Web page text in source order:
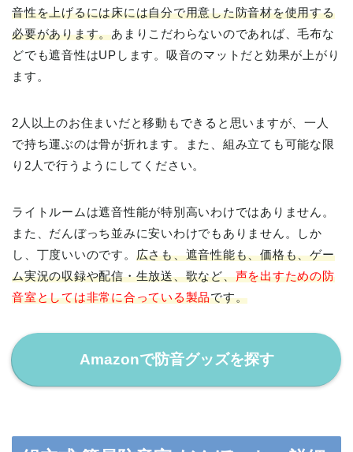
音性を上げるには床には自分で用意した防音材を使用する
必要があります。あまりこだわらないのであれば、毛布な
どでも遮音性はUPします。吸音のマットだと効果が上がり
ます。
2人以上のお住まいだと移動もできると思いますが、一人
で持ち運ぶのは骨が折れます。また、組み立ても可能な限
り2人で行うようにしてください。
ライトルームは遮音性能が特別高いわけではありません。
また、だんぼっち並みに安いわけでもありません。しか
し、丁度いいのです。 広さも、遮音性能も、価格も、ゲー
ム実況の収録や配信・生放送、歌など、声を出すための防
音室としては非常に合っている製品です。
Amazonで防音グッズを探す